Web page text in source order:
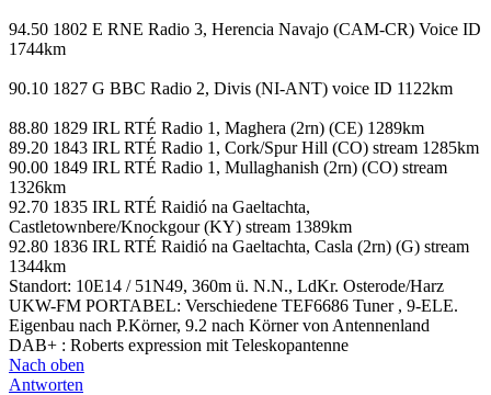
94.50 1802 E RNE Radio 3, Herencia Navajo (CAM-CR) Voice ID
1744km
90.10 1827 G BBC Radio 2, Divis (NI-ANT) voice ID 1122km
88.80 1829 IRL RTÉ Radio 1, Maghera (2rn) (CE) 1289km
89.20 1843 IRL RTÉ Radio 1, Cork/Spur Hill (CO) stream 1285km
90.00 1849 IRL RTÉ Radio 1, Mullaghanish (2rn) (CO) stream
1326km
92.70 1835 IRL RTÉ Raidió na Gaeltachta,
Castletownbere/Knockgour (KY) stream 1389km
92.80 1836 IRL RTÉ Raidió na Gaeltachta, Casla (2rn) (G) stream
1344km
Standort: 10E14 / 51N49, 360m ü. N.N., LdKr. Osterode/Harz
UKW-FM PORTABEL: Verschiedene TEF6686 Tuner , 9-ELE.
Eigenbau nach P.Körner, 9.2 nach Körner von Antennenland
DAB+ : Roberts expression mit Teleskopantenne
Nach oben
Antworten